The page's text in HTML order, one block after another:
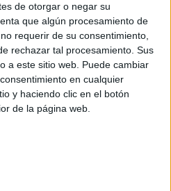
de otorgar o negar su
que algún procesamiento de
requerir de su consentimiento,
rechazar tal procesamiento. Sus
a este sitio web. Puede cambiar
en cualquier
y haciendo clic en el botón
de la página web.